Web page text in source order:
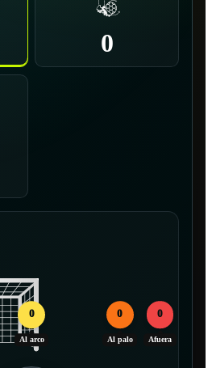
0
0
Al arco
0
Al palo
0
Afuera